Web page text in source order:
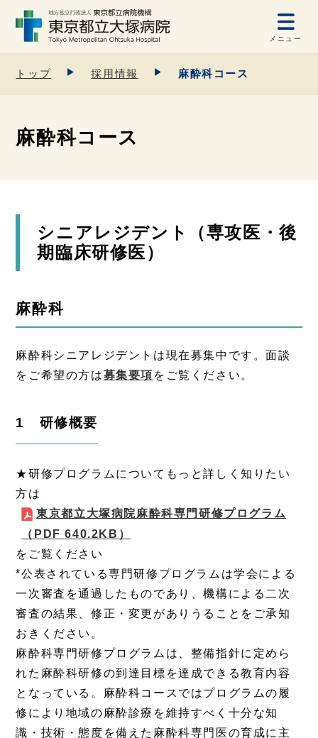
メニュー
トップ 採用情報 麻酔科コース
麻酔科コース
シニアレジデント（専攻医・後
期臨床研修医）
麻酔科
麻酔科シニアレジデントは現在募集中です。面談
をご希望の方は募集要項 をご覧ください。
1 研修概要
★研修プログラムについてもっと詳しく知りたい
方は
東京都立大塚病院麻酔科専門研修プログラム
（PDF 640.2KB）
をご覧ください
*公表されている専門研修プログラムは学会による
一次審査を通過したものであり、機構による二次
審査の結果、修正・変更がありうることをご承知
おきください。
麻酔科専門研修プログラムは、整備指針に定めら
れた麻酔科研修の到達目標を達成できる教育内容
となっている。麻酔科コースではプログラムの履
修により地域の麻酔診療を維持すべく十分な知
識・技術・態度を備えた麻酔科専門医の育成に主